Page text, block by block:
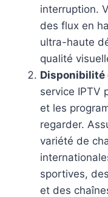
interruption.
des flux en
ultra-haute
qualité
Disponibilité
service IPTV
et les
regarder.
variété de
sportives,
et des